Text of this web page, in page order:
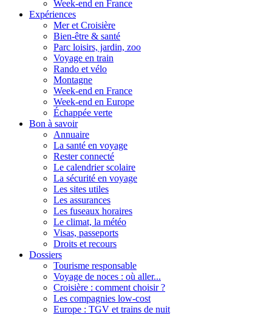
Week-end en France
Expériences
Mer et Croisière
Bien-être & santé
Parc loisirs, jardin, zoo
Voyage en train
Rando et vélo
Montagne
Week-end en France
Week-end en Europe
Échappée verte
Bon à savoir
Annuaire
La santé en voyage
Rester connecté
Le calendrier scolaire
La sécurité en voyage
Les sites utiles
Les assurances
Les fuseaux horaires
Le climat, la météo
Visas, passeports
Droits et recours
Dossiers
Tourisme responsable
Voyage de noces : où aller...
Croisière : comment choisir ?
Les compagnies low-cost
Europe : TGV et trains de nuit